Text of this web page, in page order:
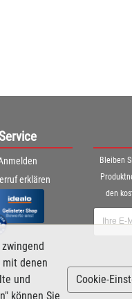
denen
und
können Sie
Cookie-
Service
erklären
Bleiben
den